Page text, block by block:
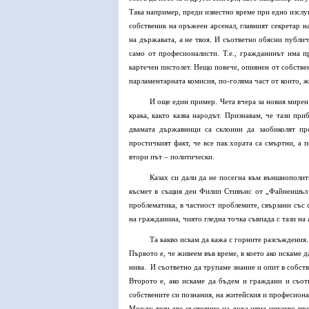
Така например, преди известно време при едно
собственик на оръжеен арсенал, главният
на държавата, а не твоя. И съответно обясни
само от професионалисти. Т.е., гражданинът има
картечен пистолет. Нещо повече, опиянен от
парламентарната комисия, по-голяма част от които,
И още един пример. Чета вчера за новия
крака, както казва народът. Признавам, че тази
двамата държавници са склонни да заобиколят
простичкият факт, че все пак хората са смъртни,
втори път – политически.
Казах си дали да не посегна към
късмет в същия ден Филип Стивънс от „Файненшъл
проблематика, в частност проблемите, свързани
на гражданина, чиято гледна точка съвпада с тази на
Та какво искам да кажа с горните разсъждения.
Първото е, че живеем във време, в което ако искаме
нива. И съответно да трупаме знание и опит в
Второто е, ако искаме да бъдем и граждани и
собствените си познания, на житейския и